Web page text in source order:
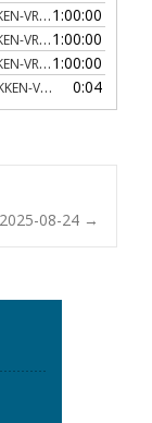
1:00:00
1:00:00
1:00:00
NAERRADIO 0:04
08-24 →